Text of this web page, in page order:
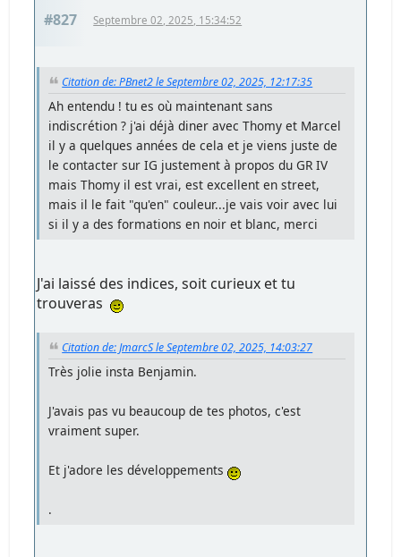
#827 Septembre 02, 2025, 15:34:52
Citation de: PBnet2 le Septembre 02, 2025, 12:17:35
Ah entendu ! tu es où maintenant sans
indiscrétion ? j'ai déjà diner avec Thomy et Marcel
il y a quelques années de cela et je viens juste de
le contacter sur IG justement à propos du GR IV
mais Thomy il est vrai, est excellent en street,
mais il le fait "qu'en" couleur...je vais voir avec lui
si il y a des formations en noir et blanc, merci
J'ai laissé des indices, soit curieux et tu
trouveras
Citation de: JmarcS le Septembre 02, 2025, 14:03:27
Très jolie insta Benjamin.
J'avais pas vu beaucoup de tes photos, c'est
vraiment super.
Et j'adore les développements
.